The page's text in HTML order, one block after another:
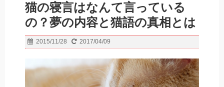
猫の寝言はなんて言っている
の？夢の内容と猫語の真相とは
2015/11/28 2017/04/09